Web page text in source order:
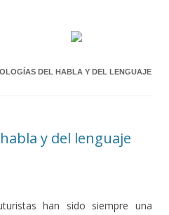
DEL HABLA Y DEL LENGUAJE
y del lenguaje
han sido siempre una